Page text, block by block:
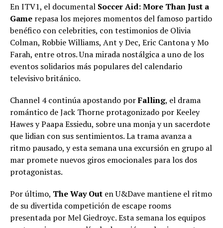
En ITV1, el documental Soccer Aid: More Than Just a
Game repasa los mejores momentos del famoso partido
benéfico con celebrities, con testimonios de Olivia
Colman, Robbie Williams, Ant y Dec, Eric Cantona y Mo
Farah, entre otros. Una mirada nostálgica a uno de los
eventos solidarios más populares del calendario
televisivo británico.
Channel 4 continúa apostando porFalling, el drama
romántico de Jack Thorne protagonizado por Keeley
Hawes y Paapa Essiedu, sobre una monja y un sacerdote
que lidian con sus sentimientos. La trama avanza a
ritmo pausado, y esta semana una excursión en grupo al
mar promete nuevos giros emocionales para los dos
protagonistas.
Por último, The Way Out en U&Dave mantiene el ritmo
de su divertida competición de escape rooms
presentada por Mel Giedroyc. Esta semana los equipos